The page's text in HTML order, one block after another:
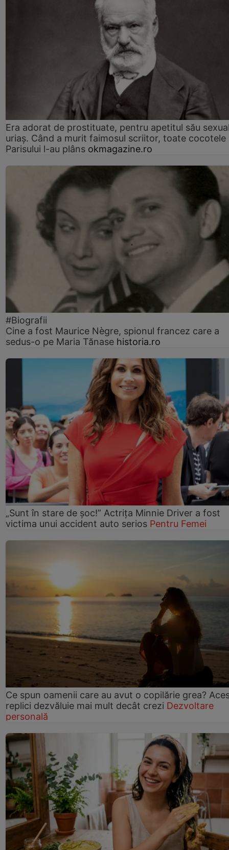
Era adorat de prostituate, pentru apetitul său
uriaș. Când a murit faimosul scriitor, toate cocotele
Parisului l-au plâns okmagazine.ro
#Biografii
Cine a fost Maurice Nègre, spionul francez care a
sedus-o pe Maria Tănase historia.ro
„Sunt în stare de șoc!” Actrița Minnie Driver a fost
victima unui accident auto serios Pentru Femei
Ce spun oamenii care au avut o copilărie grea?
replici dezvăluie mai mult decât crezi Dezvoltare
personală